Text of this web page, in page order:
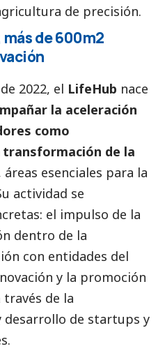
de precisión.
más de 600m2
2022, el LifeHub nace
la aceleración
como
de la
áreas esenciales para la
actividad se
el impulso de la
dentro de la
con entidades del
y la promoción
de la
desarrollo de startups y